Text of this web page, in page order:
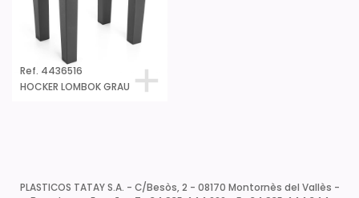
Ref. 4436516
HOCKER LOMBOK GRAU
PLASTICOS TATAY S.A. - C/Besòs, 2 - 08170 Montornès del Vallès -